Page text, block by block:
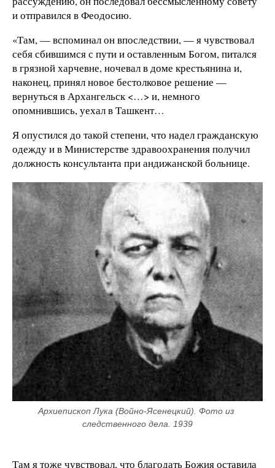
и отправился в Феодосию.
«Там, — вспоминал он впоследствии, — я чувствовал
себя сбившимся с пути и оставленным Богом, питался
в грязной харчевне, ночевал в доме крестьянина и,
наконец, принял новое бестолковое решение —
вернуться в Архангельск <…> и, немного
опомнившись, уехал в Ташкент…
Я опустился до такой степени, что надел гражданскую
одежду и в Министерстве здравоохранения получил
должность консультанта при андижанской больнице.
Архиепископ Лука (Войно-Ясенецкий). Фото из
следственного дела. 1939
Там я тоже чувствовал, что благодать Божия оставила